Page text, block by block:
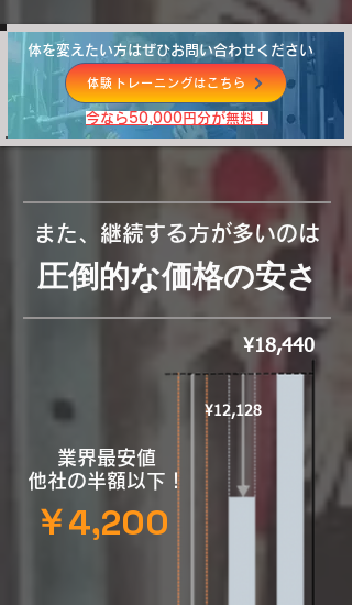
体を変えたい方はぜひお問い合わせください
​今なら50,000円分が無料！
体験トレーニングはこちら
​また、継続する方が多いのは
圧倒的な価格の安さ
業界最安値
​他社の半額以下！
​￥4,200
¥18,440
¥12,128